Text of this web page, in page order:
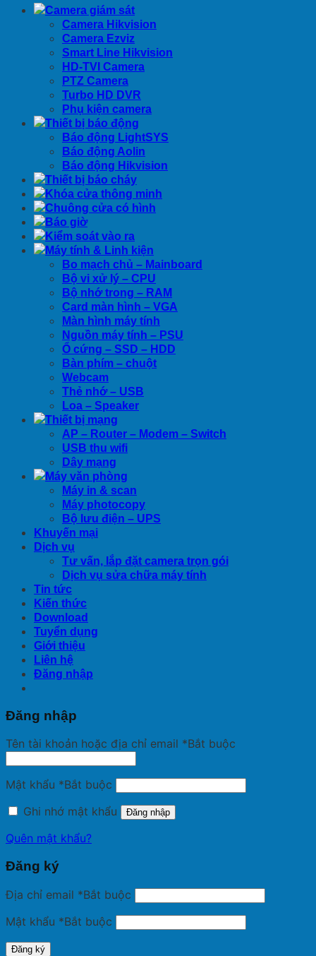
Camera giám sát
Camera Hikvision
Camera Ezviz
Smart Line Hikvision
HD-TVI Camera
PTZ Camera
Turbo HD DVR
Phụ kiện camera
Thiết bị báo động
Báo động LightSYS
Báo động Aolin
Báo động Hikvision
Thiết bị báo cháy
Khóa cửa thông minh
Chuông cửa có hình
Báo giờ
Kiểm soát vào ra
Máy tính & Linh kiện
Bo mạch chủ – Mainboard
Bộ vi xử lý – CPU
Bộ nhớ trong – RAM
Card màn hình – VGA
Màn hình máy tính
Nguồn máy tính – PSU
Ổ cứng – SSD – HDD
Bàn phím – chuột
Webcam
Thẻ nhớ – USB
Loa – Speaker
Thiết bị mạng
AP – Router – Modem – Switch
USB thu wifi
Dây mạng
Máy văn phòng
Máy in & scan
Máy photocopy
Bộ lưu điện – UPS
Khuyến mại
Dịch vụ
Tư vấn, lắp đặt camera trọn gói
Dịch vụ sửa chữa máy tính
Tin tức
Kiến thức
Download
Tuyển dụng
Giới thiệu
Liên hệ
Đăng nhập
Đăng nhập
Tên tài khoản hoặc địa chỉ email *Bắt buộc
Mật khẩu *Bắt buộc
Ghi nhớ mật khẩu
Đăng nhập
Quên mật khẩu?
Đăng ký
Địa chỉ email *Bắt buộc
Mật khẩu *Bắt buộc
Đăng ký